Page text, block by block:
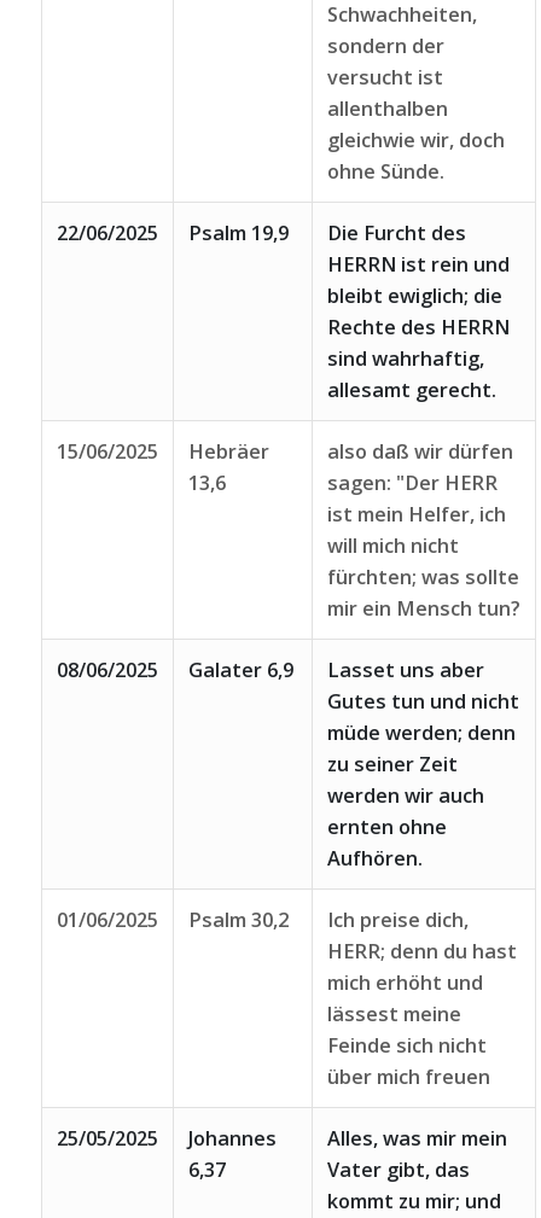
Schwachheiten,
sondern der
versucht ist
allenthalben
gleichwie wir, doch
ohne Sünde.
22/06/2025 Psalm 19,9
Die Furcht des
HERRN ist rein und
bleibt ewiglich; die
Rechte des HERRN
sind wahrhaftig,
allesamt gerecht.
15/06/2025
Hebräer
13,6
also daß wir dürfen
sagen: "Der HERR
ist mein Helfer, ich
will mich nicht
fürchten; was sollte
mir ein Mensch tun?
08/06/2025 Galater 6,9
Lasset uns aber
Gutes tun und nicht
müde werden; denn
zu seiner Zeit
werden wir auch
ernten ohne
Aufhören.
01/06/2025 Psalm 30,2
Ich preise dich,
HERR; denn du hast
mich erhöht und
lässest meine
Feinde sich nicht
über mich freuen
25/05/2025
Johannes
6,37
Alles, was mir mein
Vater gibt, das
kommt zu mir; und